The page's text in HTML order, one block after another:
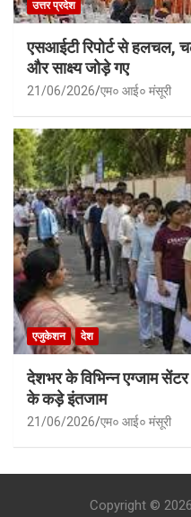
उत्तर प्रदेश
एसआईटी रिपोर्ट से हलचल,
और साक्ष्य जोड़े गए
21/06/2026 एम० आई० मंसूरी
एजुकेशन देश
देशभर के विभिन्न एग्जाम सेंटर
के कड़े इंतजाम
21/06/2026 एम० आई० मंसूरी
Copyright © 2026